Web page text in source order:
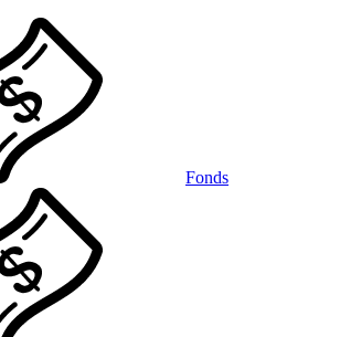
Fonds